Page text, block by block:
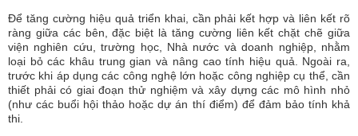
Để tăng cường hiệu quả triển khai, cần phải kết hợp và liên kết rõ
ràng giữa các bên, đặc biệt là tăng cường liên kết chặt chẽ giữa
viện nghiên cứu, trường học, Nhà nước và doanh nghiệp, nhằm
loại bỏ các khâu trung gian và nâng cao tính hiệu quả. Ngoài ra,
trước khi áp dụng các công nghệ lớn hoặc công nghiệp cụ thể, cần
thiết phải có giai đoạn thử nghiệm và xây dựng các mô hình nhỏ
(như các buổi hội thảo hoặc dự án thí điểm) để đảm bảo tính khả
thi.